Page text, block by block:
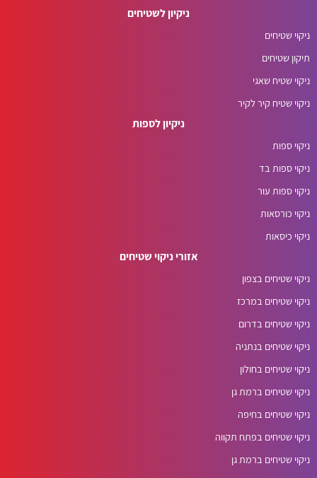
ניקיון לשטיחים
ניקוי שטיחים
תיקון שטיחים
ניקוי שטיח שאגי
ניקוי שטיח קיר לקיר
ניקיון לספות
ניקוי ספות
ניקוי ספות בד
ניקוי ספות עור
ניקוי כורסאות
ניקוי כיסאות
אזורי ניקוי שטיחים
ניקוי שטיחים בצפון
ניקוי שטיחים במרכז
ניקוי שטיחים בדרום
ניקוי שטיחים בנתניה
ניקוי שטיחים בחולון
ניקוי שטיחים ברמת גן
ניקוי שטיחים בחיפה
ניקוי שטיחים בפתח תקווה
ניקוי שטיחים ברמת גן